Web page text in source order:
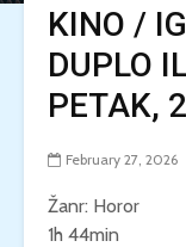
KINO /
DUPLO
PETAK,
February 27, 2026
Žanr: Horor
1h 44min